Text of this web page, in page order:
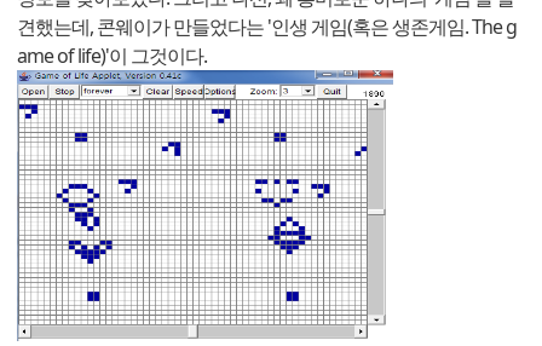
견했는데, 콘웨이가 만들었다는 '인생 게임(혹은 생존게임. The g
ame of life)'이 그것이다.